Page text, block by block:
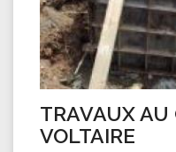
TRAVAUX AU
VOLTAIRE